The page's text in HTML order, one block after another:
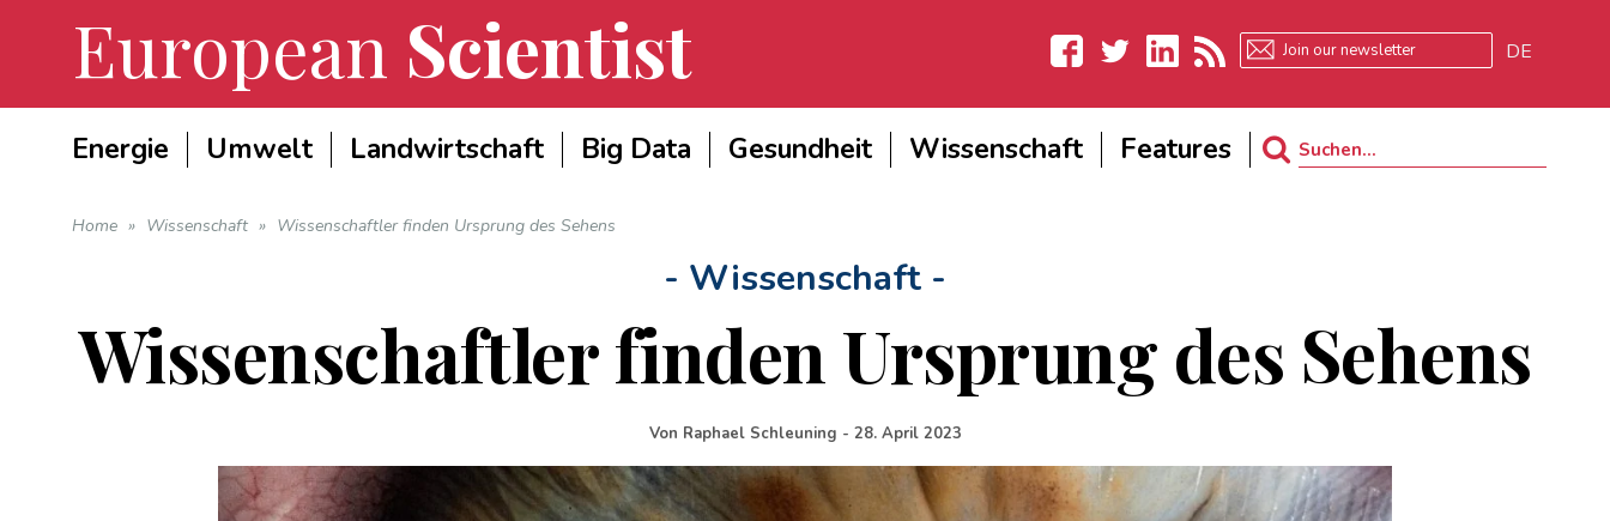
European Scientist
FacebookTwitter
DE
Energie Umwelt Landwirtschaft Big Data Gesundheit Wissenschaft Features
Search
Home » Wissenschaft » Wissenschaftler finden Ursprung des Sehens
- Wissenschaft -
Wissenschaftler finden Ursprung des Sehens
Von Raphael Schleuning - 28. April 2023